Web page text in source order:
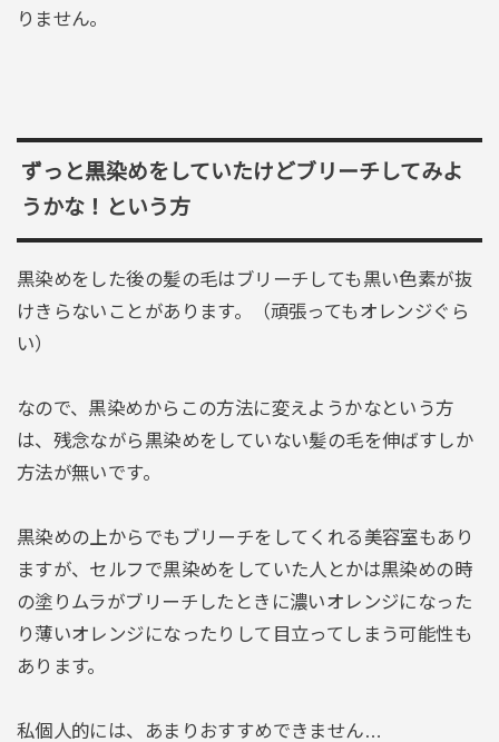
りません。
ずっと黒染めをしていたけどブリーチしてみよ
うかな！という方
黒染めをした後の髪の毛はブリーチしても黒い色素が抜
けきらないことがあります。（頑張ってもオレンジぐら
い）
なので、黒染めからこの方法に変えようかなという方
は、残念ながら黒染めをしていない髪の毛を伸ばすしか
方法が無いです。
黒染めの上からでもブリーチをしてくれる美容室もあり
ますが、セルフで黒染めをしていた人とかは黒染めの時
の塗りムラがブリーチしたときに濃いオレンジになった
り薄いオレンジになったりして目立ってしまう可能性も
あります。
私個人的には、あまりおすすめできません…